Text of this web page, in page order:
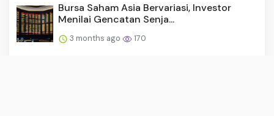
Bursa Saham Asia Bervariasi, Investor
Menilai Gencatan Senja...
3 months ago 170